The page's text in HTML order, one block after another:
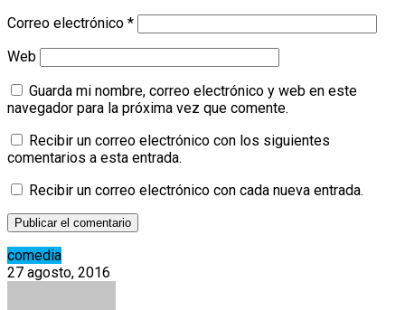
Correo electrónico *
Web
Guarda mi nombre, correo electrónico y web en este
navegador para la próxima vez que comente.
Recibir un correo electrónico con los siguientes
comentarios a esta entrada.
Recibir un correo electrónico con cada nueva entrada.
comedia
27 agosto, 2016